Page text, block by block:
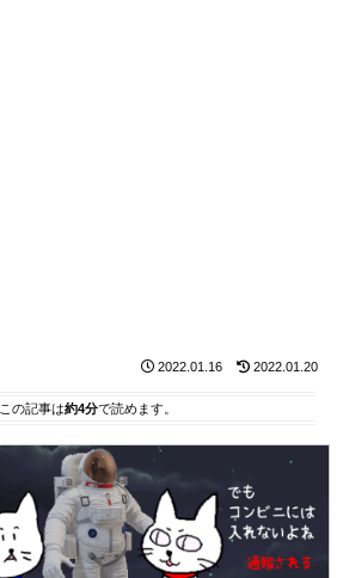
2022.01.16 2022.01.20
この記事は約4分で読めます。